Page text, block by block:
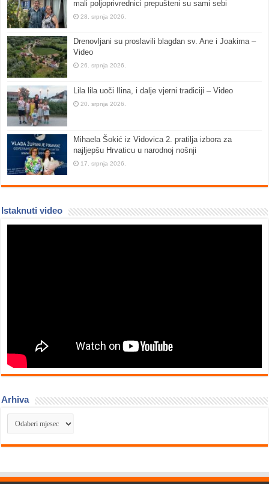
mali poljoprivrednici prepušteni su sami sebi
28. srpnja 2026.
Drenovljani su proslavili blagdan sv. Ane i Joakima –
Video
26. srpnja 2026.
Lila lila uoči Ilina, i dalje vjerni tradiciji – Video
20. srpnja 2026.
Mihaela Šokić iz Vidovica 2. pratilja izbora za
najljepšu Hrvaticu u narodnoj nošnji
17. srpnja 2026.
Istaknuti video
Arhiva
Arhiva